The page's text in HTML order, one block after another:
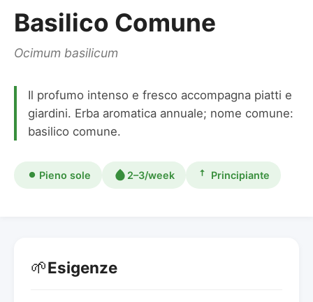
Basilico Comune
Ocimum basilicum
Il profumo intenso e fresco accompagna piatti e
giardini. Erba aromatica annuale; nome comune:
basilico comune.
Pieno sole 2–3/week Principiante
🌱Esigenze